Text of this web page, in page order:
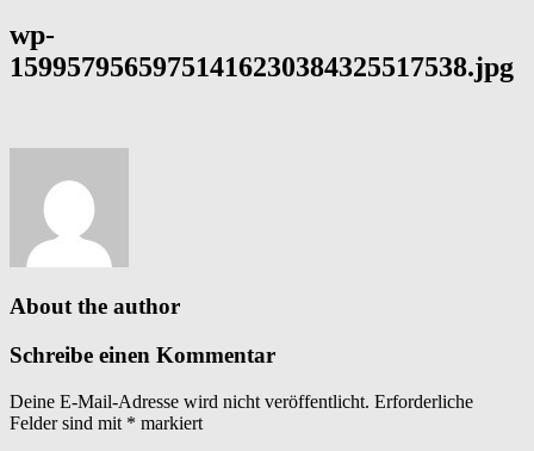
wp-
15995795659751416230384325517538.jpg
About the author
Schreibe einen Kommentar
Deine E-Mail-Adresse wird nicht veröffentlicht. Erforderliche
Felder sind mit * markiert